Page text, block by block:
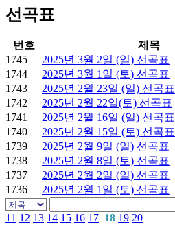
선곡표
번호 제목
1745
2025년 3월 2일 (일) 선곡표
1744
2025년 3월 1일 (토) 선곡표
1743
2025년 2월 23일 (일) 선곡표
1742
2025년 2월 22일(토) 선곡표
1741
2025년 2월 16일 (일) 선곡표
1740
2025년 2월 15일 (토) 선곡표
1739
2025년 2월 9일 (일) 선곡표
1738
2025년 2월 8일 (토) 선곡표
1737
2025년 2월 2일 (일) 선곡표
1736
2025년 2월 1일 (토) 선곡표
11 12 13 14 15 16 17 18 19 20